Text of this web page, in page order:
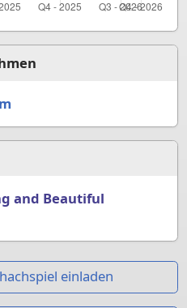
and Beautiful
einladen